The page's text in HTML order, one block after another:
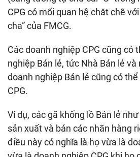
CPG có mối quan hệ chăt chẽ
cha” của FMCG.
Các doanh nghiệp CPG cũng có
nghiệp Bán lẻ, tức Nhà Bán lẻ và
doanh nghiệp Bán lẻ cũng có
CPG.
Ví dụ, các gã khổng lồ Bán lẻ
sản xuất và bán các nhãn hàng
điều này có nghĩa là họ vừa là